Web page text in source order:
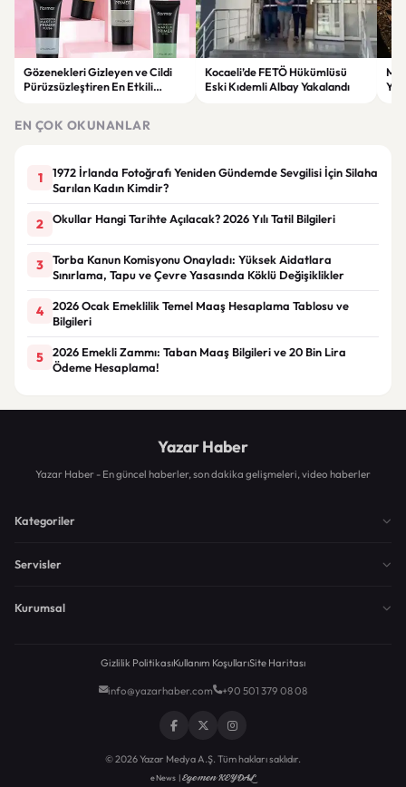
Gözenekleri Gizleyen ve Cildi
Pürüzsüzleştiren En Etkili
Kocaeli’de FETÖ Hükümlüsü
Eski Kıdemli Albay Yakalandı
EN ÇOK OKUNANLAR
1
1972 İrlanda Fotoğrafı Yeniden Gündemde Sevgilisi İçin Silaha
Sarılan Kadın Kimdir?
2 Okullar Hangi Tarihte Açılacak? 2026 Yılı Tatil Bilgileri
3
Torba Kanun Komisyonu Onayladı: Yüksek Aidatlara
Sınırlama, Tapu ve Çevre Yasasında Köklü Değişiklikler
4
2026 Ocak Emeklilik Temel Maaş Hesaplama Tablosu ve
Bilgileri
5
2026 Emekli Zammı: Taban Maaş Bilgileri ve 20 Bin Lira
Ödeme Hesaplama!
Yazar Haber
Yazar Haber - En güncel haberler, son dakika gelişmeleri, video haberler
Kategoriler
Servisler
Kurumsal
Gizlilik PolitikasıKullanım KoşullarıSite Haritası
info@yazarhaber.com +90 501 379 08 08
© 2026 Yazar Medya A.Ş. Tüm hakları saklıdır.
eNews |Egemen KEYDAL